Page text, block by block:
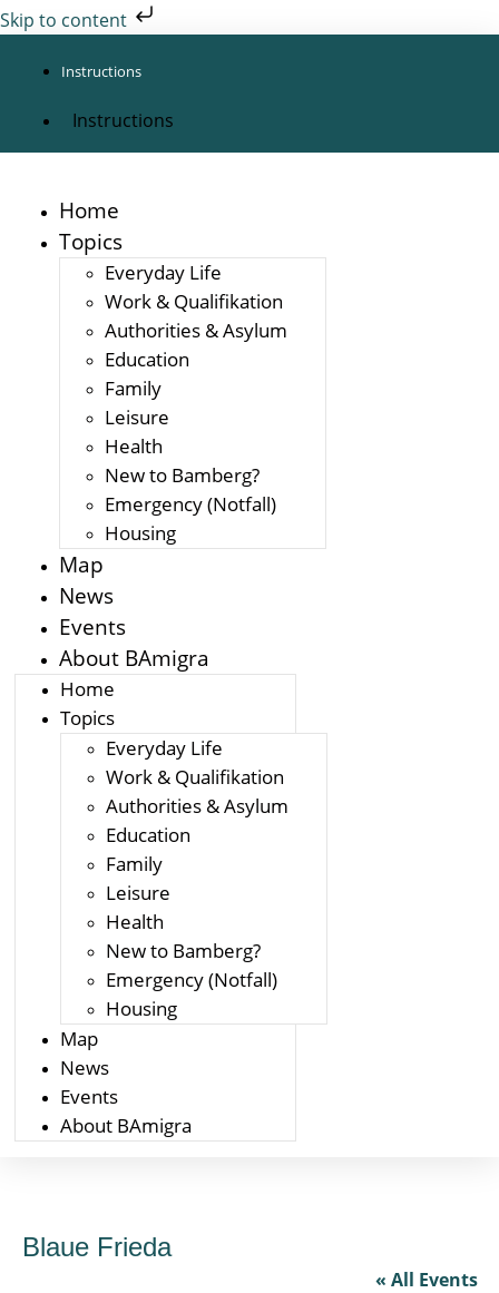
Skip to content
Instructions
Instructions
Home
Topics
Everyday Life
Work & Qualifikation
Authorities & Asylum
Education
Family
Leisure
Health
New to Bamberg?
Emergency (Notfall)
Housing
Map
News
Events
About BAmigra
Home
Topics
Everyday Life
Work & Qualifikation
Authorities & Asylum
Education
Family
Leisure
Health
New to Bamberg?
Emergency (Notfall)
Housing
Map
News
Events
About BAmigra
Blaue Frieda
« All Events